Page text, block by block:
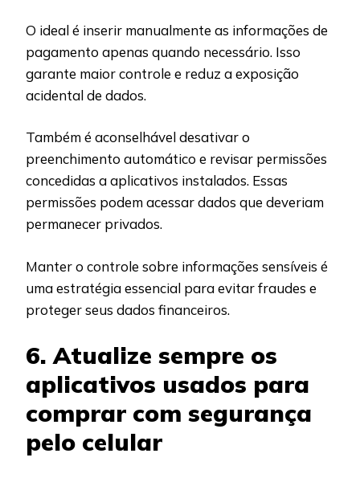
O ideal é inserir manualmente as informações de
pagamento apenas quando necessário. Isso
garante maior controle e reduz a exposição
acidental de dados.
Também é aconselhável desativar o
preenchimento automático e revisar permissões
concedidas a aplicativos instalados. Essas
permissões podem acessar dados que deveriam
permanecer privados.
Manter o controle sobre informações sensíveis é
uma estratégia essencial para evitar fraudes e
proteger seus dados financeiros.
6. Atualize sempre os
aplicativos usados para
comprar com segurança
pelo celular